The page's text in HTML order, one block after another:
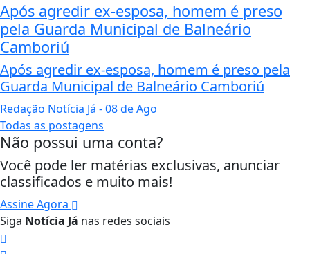
Após agredir ex-esposa, homem é preso
pela Guarda Municipal de Balneário
Camboriú
Após agredir ex-esposa, homem é preso pela
Guarda Municipal de Balneário Camboriú
Redação Notícia Já - 08 de Ago
Todas as postagens
Não possui uma conta?
Você pode ler matérias exclusivas, anunciar
classificados e muito mais!
Assine Agora
Siga Notícia Já nas redes sociais